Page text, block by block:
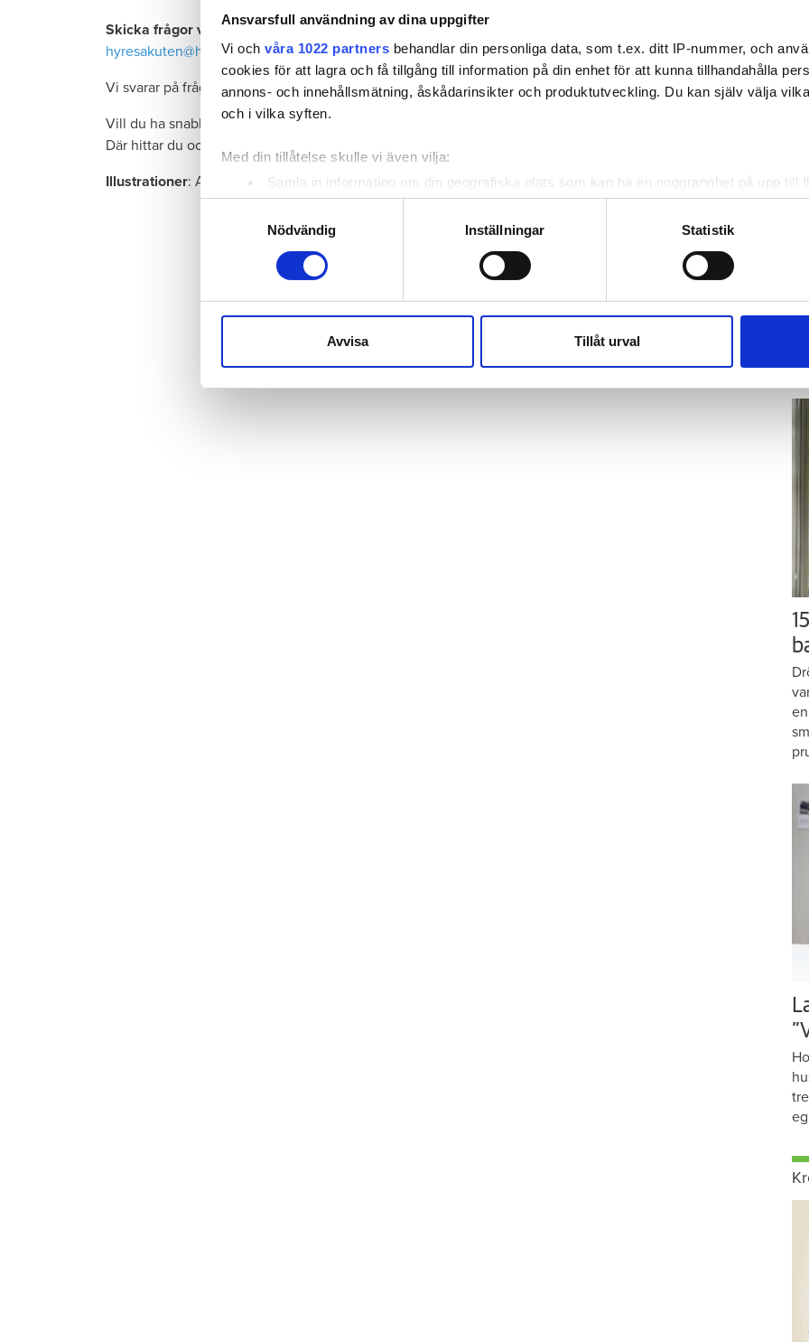
Ansvarsfull användning av dina uppgifter
Vi och våra 1022 partners behandlar din personliga data, som t.ex. ditt IP-nummer, och
cookies för att lagra och få tillgång till information på din enhet för att kunna tillhandahålla
annons- och innehållsmätning, åskådarinsikter och produktutveckling. Du kan själv välja
och i vilka syften.
Med din tillåtelse skulle vi även vilja:
Samla in information om din geografiska plats som kan ha en noggrannhet på upp till
Identifiera din enhet genom att aktivt skanna den för specifika kännetecken
Ta reda på mer om hur dina personliga uppgifter behandlas och ställ in dina preferenser i
eller dra tillbaka ditt samtycke när som helst från cookie-förklaringen.
sociala medier och analysera vår trafik. Vi vidarebefordrar även sådana identifierare och
till de sociala medier och annons- och analysföretag som vi samarbetar med. Dessa kan i
Nödvändig
Inställningar Statistik
Avvisa Tillåt urval
Skicka frågor via e-post:
hyresakuten@hemhyra.se
Vi svarar på frågor av mer övergripande intresse och i den mån vi hinner.
Vill du ha snabbt svar vänd dig direkt till
Där hittar du också fler frågor och svar.
Illustrationer: Ann-Li Karlsson.